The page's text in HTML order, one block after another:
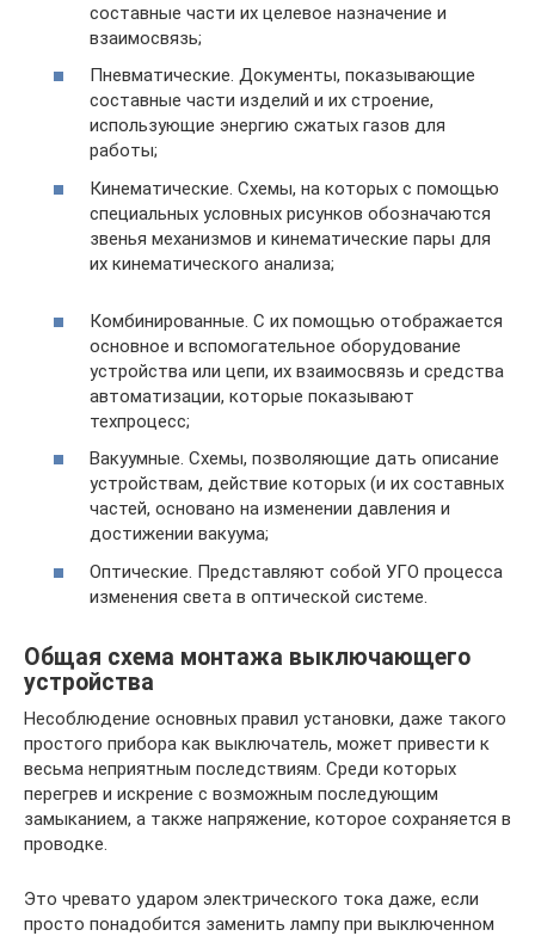
составные части их целевое назначение и
взаимосвязь;
Пневматические. Документы, показывающие
составные части изделий и их строение,
использующие энергию сжатых газов для
работы;
Кинематические. Схемы, на которых с помощью
специальных условных рисунков обозначаются
звенья механизмов и кинематические пары для
их кинематического анализа;
Комбинированные. С их помощью отображается
основное и вспомогательное оборудование
устройства или цепи, их взаимосвязь и средства
автоматизации, которые показывают
техпроцесс;
Вакуумные. Схемы, позволяющие дать описание
устройствам, действие которых (и их составных
частей, основано на изменении давления и
достижении вакуума;
Оптические. Представляют собой УГО процесса
изменения света в оптической системе.
Общая схема монтажа выключающего
устройства
Несоблюдение основных правил установки, даже такого
простого прибора как выключатель, может привести к
весьма неприятным последствиям. Среди которых
перегрев и искрение с возможным последующим
замыканием, а также напряжение, которое сохраняется в
проводке.
Это чревато ударом электрического тока даже, если
просто понадобится заменить лампу при выключенном